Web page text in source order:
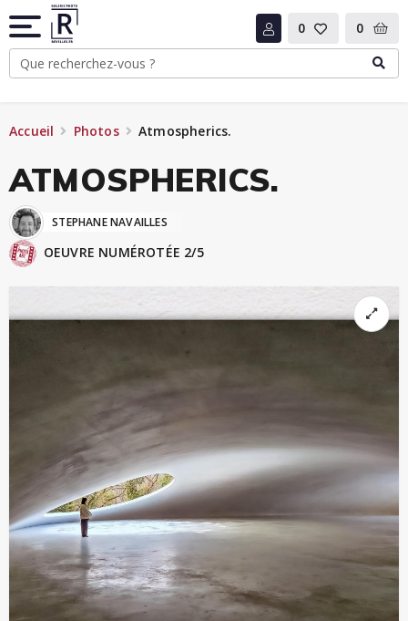
0 0
Accueil Photos Atmospherics.
ATMOSPHERICS.
STEPHANE NAVAILLES
OEUVRE NUMÉROTÉE 2/5